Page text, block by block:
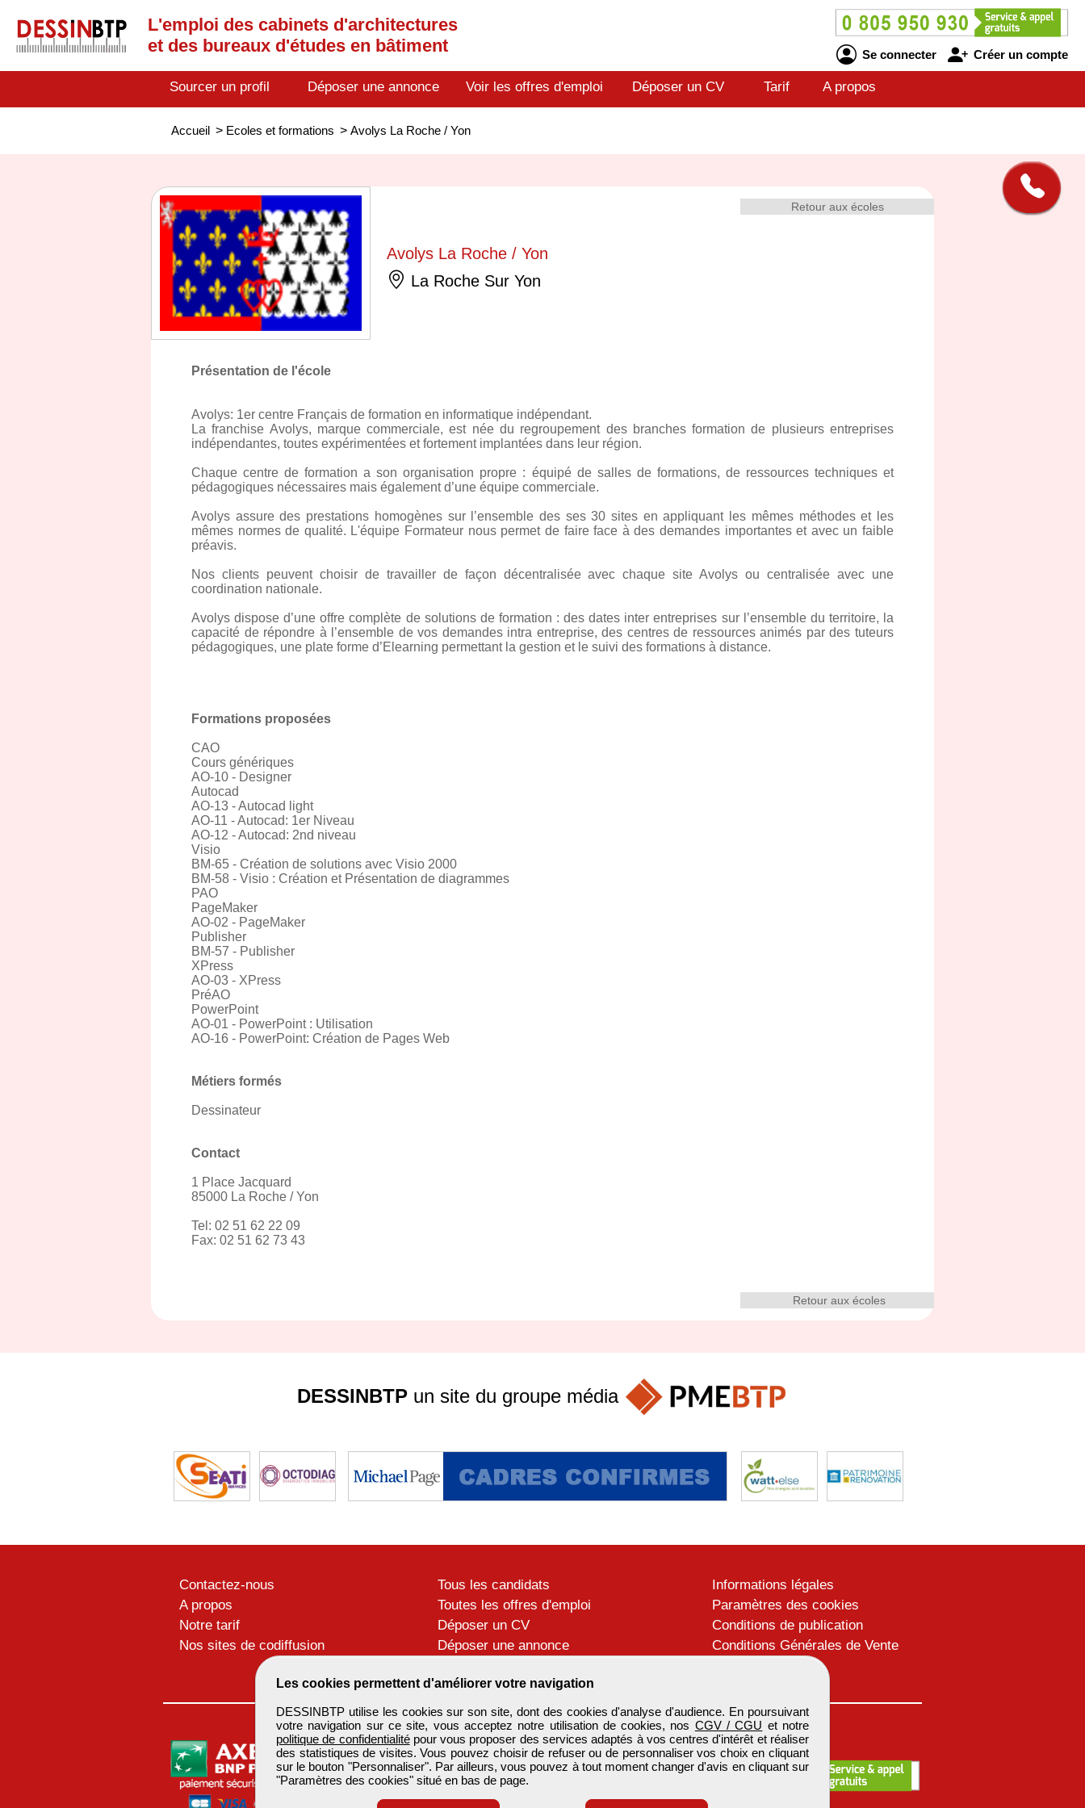
L'emploi des cabinets d'architectures
et des bureaux d'études en bâtiment
Se connecter Créer un compte
Sourcer un profil Déposer une annonce Voir les offres d'emploi Déposer un CV Tarif A propos
Accueil > Ecoles et formations > Avolys La Roche / Yon
Retour aux écoles
Avolys La Roche / Yon
La Roche Sur Yon
Présentation de l'école
Avolys: 1er centre Français de formation en informatique indépendant.
La franchise Avolys, marque commerciale, est née du regroupement des branches formation de plusieurs entreprises
indépendantes, toutes expérimentées et fortement implantées dans leur région.
Chaque centre de formation a son organisation propre : équipé de salles de formations, de ressources techniques et
pédagogiques nécessaires mais également d’une équipe commerciale.
Avolys assure des prestations homogènes sur l’ensemble des ses 30 sites en appliquant les mêmes méthodes et les
mêmes normes de qualité. L'équipe Formateur nous permet de faire face à des demandes importantes et avec un faible
préavis.
Nos clients peuvent choisir de travailler de façon décentralisée avec chaque site Avolys ou centralisée avec une
coordination nationale.
Avolys dispose d’une offre complète de solutions de formation : des dates inter entreprises sur l’ensemble du territoire, la
capacité de répondre à l’ensemble de vos demandes intra entreprise, des centres de ressources animés par des tuteurs
pédagogiques, une plate forme d’Elearning permettant la gestion et le suivi des formations à distance.
Formations proposées
CAO
Cours génériques
AO-10 - Designer
Autocad
AO-13 - Autocad light
AO-11 - Autocad: 1er Niveau
AO-12 - Autocad: 2nd niveau
Visio
BM-65 - Création de solutions avec Visio 2000
BM-58 - Visio : Création et Présentation de diagrammes
PAO
PageMaker
AO-02 - PageMaker
Publisher
BM-57 - Publisher
XPress
AO-03 - XPress
PréAO
PowerPoint
AO-01 - PowerPoint : Utilisation
AO-16 - PowerPoint: Création de Pages Web
Métiers formés
Dessinateur
Contact
1 Place Jacquard
85000 La Roche / Yon
Tel: 02 51 62 22 09
Fax: 02 51 62 73 43
Retour aux écoles
Les cookies permettent d'améliorer votre navigation
DESSINBTP utilise les cookies sur son site, dont des cookies d'analyse d'audience. En poursuivant
votre navigation sur ce site, vous acceptez notre utilisation de cookies, nos CGV / CGU et notre
politique de confidentialitépour vous proposer des services adaptés à vos centres d'intérêt et réaliser
des statistiques de visites. Vous pouvez choisir de refuser ou de personnaliser vos choix en cliquant
sur le bouton "Personnaliser". Par ailleurs, vous pouvez à tout moment changer d'avis en cliquant sur
"Paramètres des cookies" situé en bas de page.
DESSINBTP un site du groupe média
Contactez-nous
A propos
Notre tarif
Nos sites de codiffusion
Tous les candidats
Toutes les offres d'emploi
Déposer un CV
Déposer une annonce
Informations légales
Paramètres des cookies
Conditions de publication
Conditions Générales de Vente